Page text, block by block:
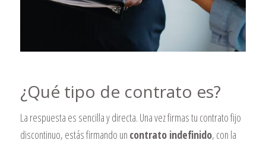
¿Qué tipo de contrato es?
La respuesta es sencilla y directa. Una vez firmas tu contrato fijo
discontinuo, estás firmando un contrato indefinido, con la